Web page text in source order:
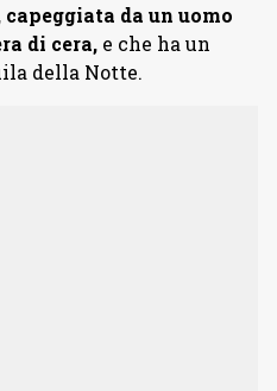
da un uomo
di cera, e che ha un
della Notte.